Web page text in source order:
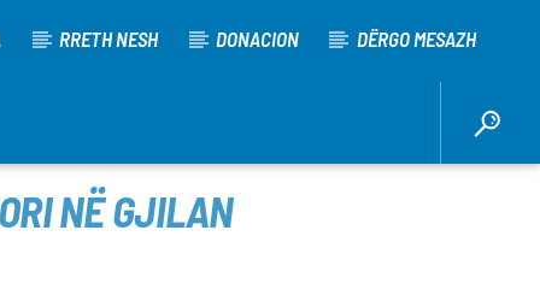
RRETH NESH DONACION DËRGO MESAZH
NË GJILAN